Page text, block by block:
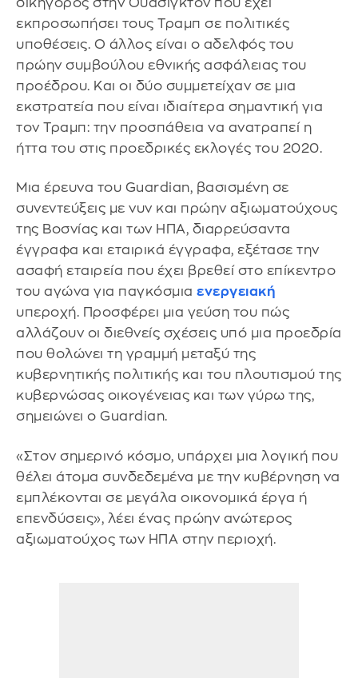
εκπροσωπήσει τους Τραμπ σε πολιτικές
υποθέσεις. Ο άλλος είναι ο αδελφός του
πρώην συμβούλου εθνικής ασφάλειας του
προέδρου. Και οι δύο συμμετείχαν σε μια
εκστρατεία που είναι ιδιαίτερα σημαντική για
τον Τραμπ: την προσπάθεια να ανατραπεί η
ήττα του στις προεδρικές εκλογές του 2020.
Μια έρευνα του Guardian, βασισμένη σε
συνεντεύξεις με νυν και πρώην αξιωματούχους
της Βοσνίας και των ΗΠΑ, διαρρεύσαντα
έγγραφα και εταιρικά έγγραφα, εξέτασε την
ασαφή εταιρεία που έχει βρεθεί στο επίκεντρο
του αγώνα για παγκόσμια ενεργειακή
υπεροχή. Προσφέρει μια γεύση του πώς
αλλάζουν οι διεθνείς σχέσεις υπό μια προεδρία
που θολώνει τη γραμμή μεταξύ της
κυβερνητικής πολιτικής και του πλουτισμού της
κυβερνώσας οικογένειας και των γύρω της,
σημειώνει ο Guardian.
«Στον σημερινό κόσμο, υπάρχει μια λογική που
θέλει άτομα συνδεδεμένα με την κυβέρνηση να
εμπλέκονται σε μεγάλα οικονομικά έργα ή
επενδύσεις», λέει ένας πρώην ανώτερος
αξιωματούχος των ΗΠΑ στην περιοχή.